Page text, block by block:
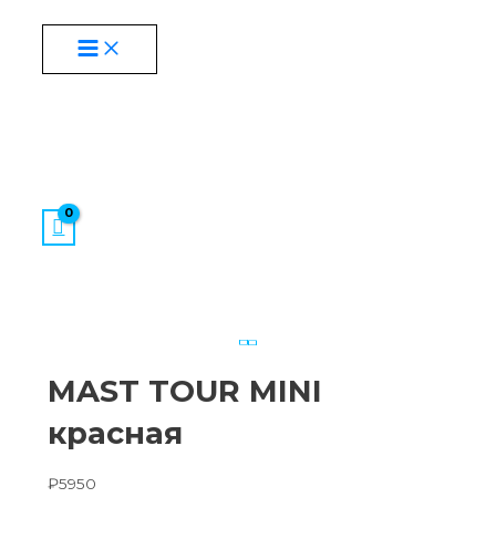
содержимому
MAST TOUR MINI
красная
₽5950